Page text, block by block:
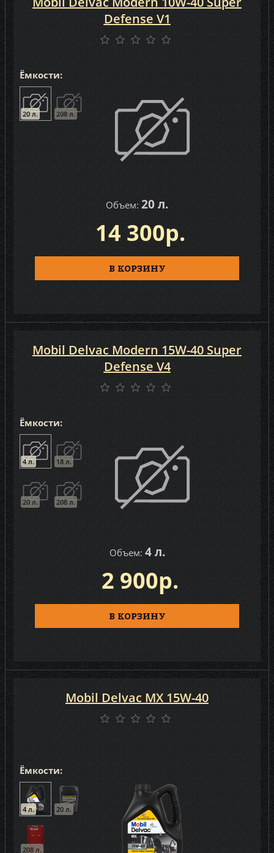
Ёмкости:
20 л. 208 л.
Объем: 20 л.
Defense V1
14 300р.
В КОРЗИНУ
Ёмкости:
4 л. 18 л.
20 л. 208 л.
Объем: 4 л.
Mobil Delvac Modern 15W-40 Super
Defense V4
2 900р.
В КОРЗИНУ
Ёмкости:
4 л. 20 л.
208 л.
Mobil Delvac MX 15W-40